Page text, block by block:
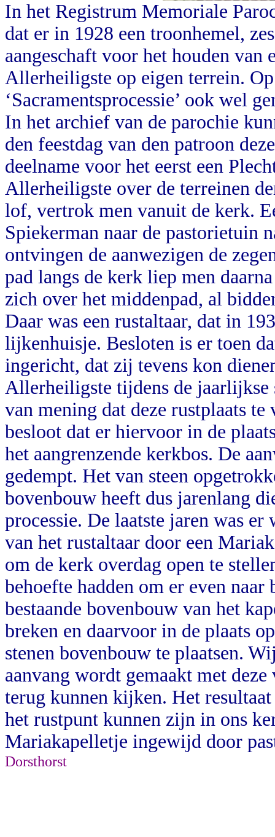
In het Registrum Memoriale
dat er in 1928 een troonhemel,
aangeschaft voor het houden van
Allerheiligste op eigen terrein.
‘Sacramentsprocessie’ ook wel
In het archief van de parochie
den feestdag van den patroon
deelname voor het eerst een
Allerheiligste over de terreinen
lof, vertrok men vanuit de kerk.
Spiekerman naar de pastorietuin
ontvingen de aanwezigen de
pad langs de kerk liep men
zich over het middenpad, al
Daar was een rustaltaar, dat in
lijkenhuisje. Besloten is er toen
ingericht, dat zij tevens kon
Allerheiligste tijdens de jaarlijkse
van mening dat deze rustplaats
besloot dat er hiervoor in de
het aangrenzende kerkbos. De
gedempt. Het van steen
bovenbouw heeft dus jarenlang
processie. De laatste jaren was
van het rustaltaar door een
om de kerk overdag open te
behoefte hadden om er even
bestaande bovenbouw van het
breken en daarvoor in de plaats
stenen bovenbouw te plaatsen.
aanvang wordt gemaakt met
terug kunnen kijken. Het
het rustpunt kunnen zijn in ons
Mariakapelletje ingewijd door
Dorsthorst